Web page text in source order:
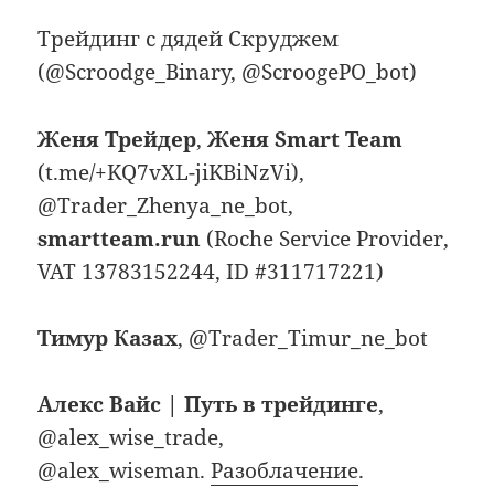
Трейдинг с дядей Скруджем
(@Scroodge_Binary, @ScroogePO_bot)
Женя Трейдер,Женя Smart Team
(t.me/+KQ7vXL-jiKBiNzVi),
@Trader_Zhenya_ne_bot,
smartteam.run (Roche Service Provider,
VAT 13783152244, ID #311717221)
Тимур Казах, @Trader_Timur_ne_bot
Алекс Вайс | Путь в трейдинге,
@alex_wise_trade,
@alex_wiseman.Разоблачение.